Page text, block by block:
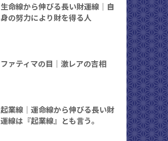
生命線から伸びる長い財運線｜自
身の努力により財を得る人
ファティマの目｜激レアの吉相
起業線｜運命線から伸びる長い財
運線は『起業線』とも言う。